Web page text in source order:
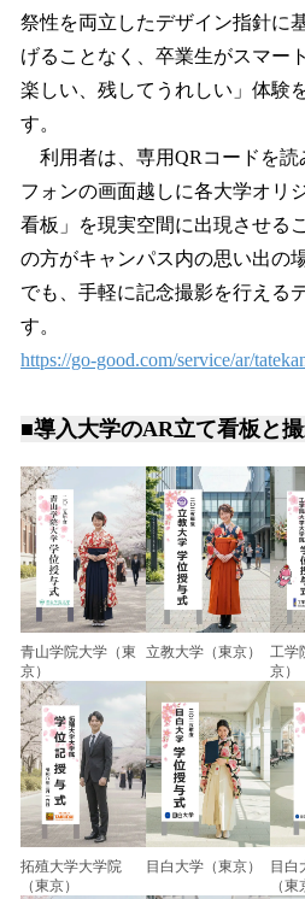
祭性を両立したデザイン指針に
げることなく、卒業生がスマー
楽しい、残してうれしい」体験
す。
利用者は、専用QRコードを読
フォンの画面越しに各大学オリ
看板」を現実空間に出現させる
の方がキャンパス内の思い出の
でも、手軽に記念撮影を行える
す。
https://go-good.com/service/ar/
■導入大学のAR立て看板と
青山学院大学（東
京）
立教大学（東京）
工学
京）
拓殖大学大学院
（東京）
目白大学（東京）
目白
（東